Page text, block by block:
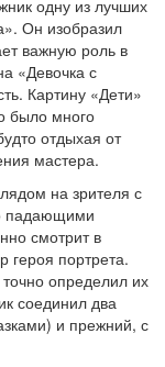
одну из лучших
Он изобразил
важную роль в
«Девочка с
Картину «Дети»
было много
отдыхая от
мастера.
на зрителя с
падающими
смотрит в
героя портрета.
определил их
соединил два
и прежний, с